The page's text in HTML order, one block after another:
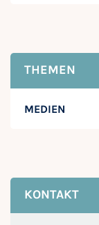
THEMEN
MEDIEN
KONTAKT